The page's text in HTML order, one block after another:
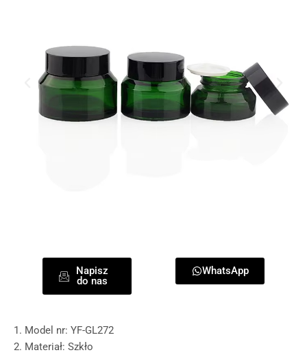
Napisz
do nas
WhatsApp
1. Model nr: YF-GL272
2. Materiał: Szkło